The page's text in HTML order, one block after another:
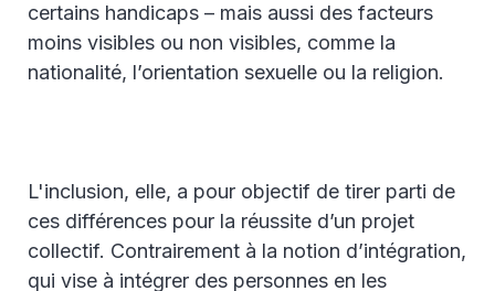
certains handicaps – mais aussi des facteurs
moins visibles ou non visibles, comme la
nationalité, l’orientation sexuelle ou la religion.
L'inclusion, elle, a pour objectif de tirer parti de
ces différences pour la réussite d’un projet
collectif. Contrairement à la notion d’intégration,
qui vise à intégrer des personnes en les